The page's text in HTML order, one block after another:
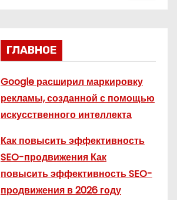
ГЛАВНОЕ
Google расширил маркировку
рекламы, созданной с помощью
искусственного интеллекта
Как повысить эффективность
SEO-продвижения Как
повысить эффективность SEO-
продвижения в 2026 году